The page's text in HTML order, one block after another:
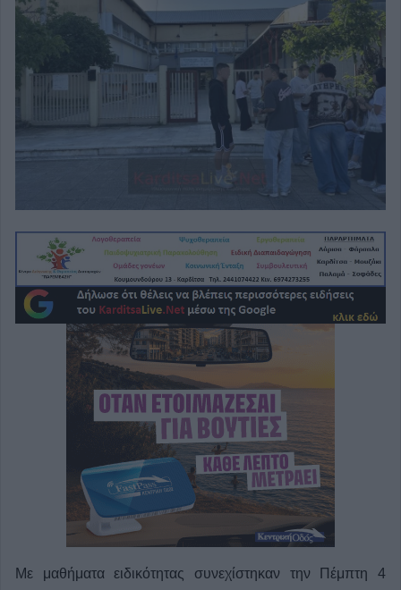
Με μαθήματα ειδικότητας συνεχίστηκαν την Πέμπτη 4